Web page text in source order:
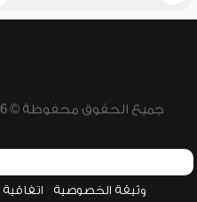
جميع الحقوق محفوظة © 2026 - 1998 لشبكة إسلام ويب
وثيقة الخصوصية